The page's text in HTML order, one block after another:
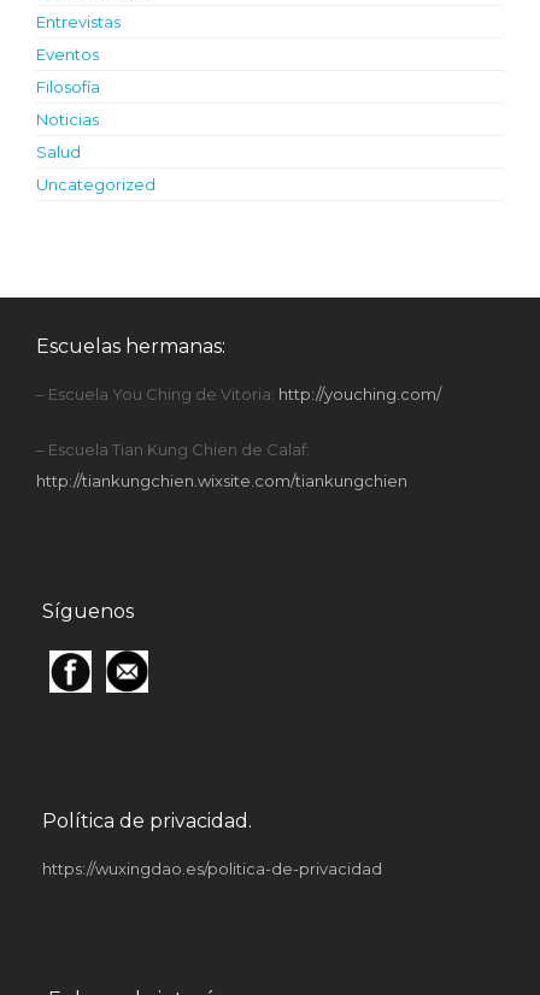
Entrevistas
Eventos
Filosofía
Noticias
Salud
Uncategorized
Escuelas hermanas:
– Escuela You Ching de Vitoria: http://youching.com/
– Escuela Tian Kung Chien de Calaf:
http://tiankungchien.wixsite.com/tiankungchien
Síguenos
Política de privacidad.
https://wuxingdao.es/politica-de-privacidad